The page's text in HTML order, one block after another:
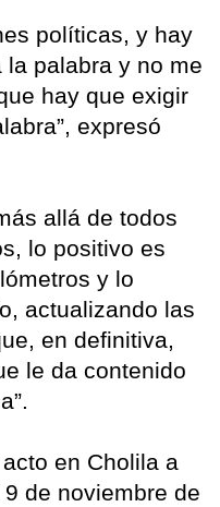
políticas, y hay
palabra y no me
hay que exigir
expresó
allá de todos
lo positivo es
y lo
actualizando las
en definitiva,
le da contenido
en Cholila a
de noviembre de